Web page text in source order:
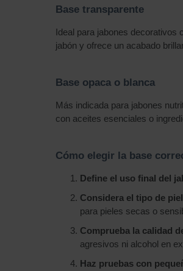
Base transparente
Ideal para jabones decorativos
jabón y ofrece un acabado
Base opaca o blanca
Más indicada para jabones
con aceites esenciales o
Cómo elegir la base
Define el uso final del
Considera el tipo de
para pieles secas o
Comprueba la calidad
agresivos ni alcohol en
Haz pruebas con